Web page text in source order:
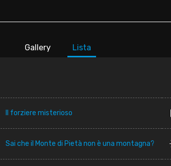
Gallery Lista
Il forziere misterioso
Sai che il Monte di Pietà non è una montagna?